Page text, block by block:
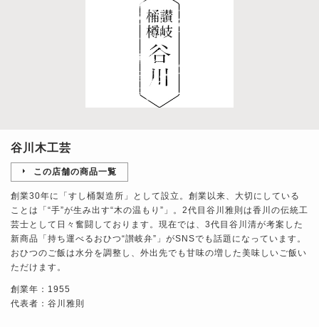
谷川木工芸
この店舗の商品一覧
創業30年に「すし桶製造所」として設立。創業以来、大切にしている
ことは「“手”が生み出す“木の温もり”」。2代目谷川雅則は香川の伝統工
芸士として日々奮闘しております。現在では、3代目谷川清が考案した
新商品「持ち運べるおひつ“讃岐弁”」がSNSでも話題になっています。
おひつのご飯は水分を調整し、外出先でも甘味の増した美味しいご飯い
ただけます。
創業年：1955
代表者：谷川雅則